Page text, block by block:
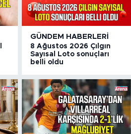
GÜNDEM HABERLERI
8 Ağustos 2026 Çılgın
Sayısal Loto sonuçları
belli oldu